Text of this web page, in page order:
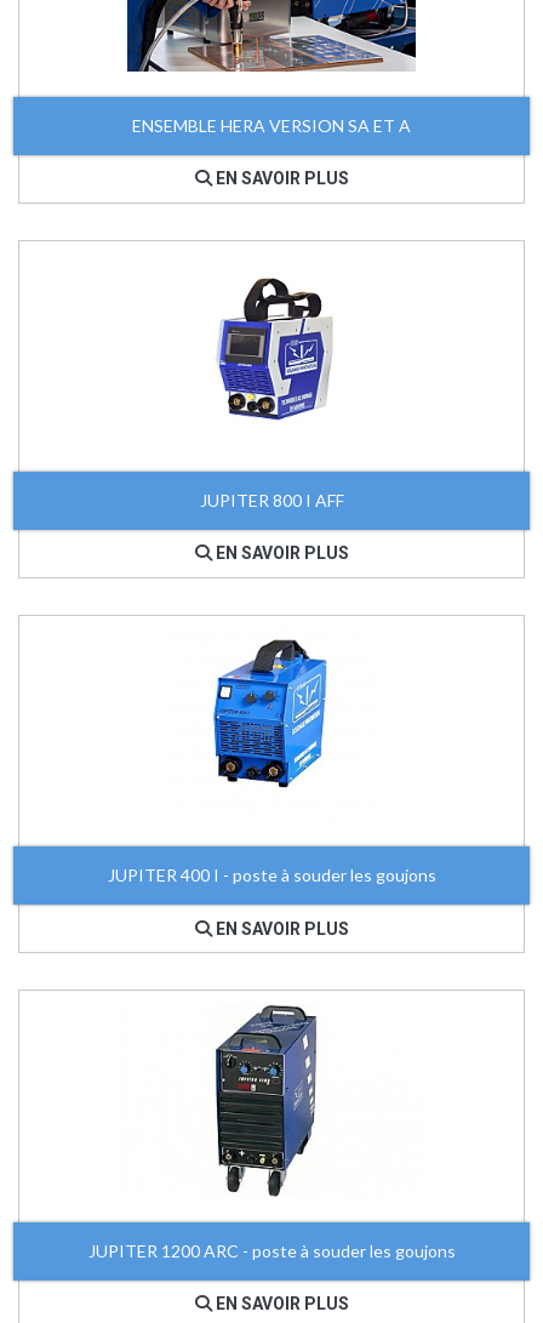
ENSEMBLE HERA VERSION SA ET A
EN SAVOIR PLUS
JUPITER 800 I AFF
EN SAVOIR PLUS
JUPITER 400 I - poste à souder les goujons
EN SAVOIR PLUS
JUPITER 1200 ARC - poste à souder les goujons
EN SAVOIR PLUS